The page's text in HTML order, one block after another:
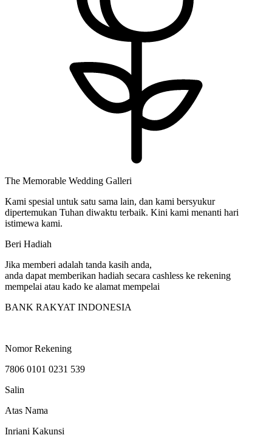
The Memorable Wedding Galleri
Kami spesial untuk satu sama lain, dan kami bersyukur
dipertemukan Tuhan diwaktu terbaik. Kini kami menanti hari
istimewa kami.
Beri Hadiah
Jika memberi adalah tanda kasih anda,
anda dapat memberikan hadiah secara cashless ke rekening
mempelai atau kado ke alamat mempelai
BANK RAKYAT INDONESIA
Nomor Rekening
7806 0101 0231 539
Salin
Atas Nama
Inriani Kakunsi